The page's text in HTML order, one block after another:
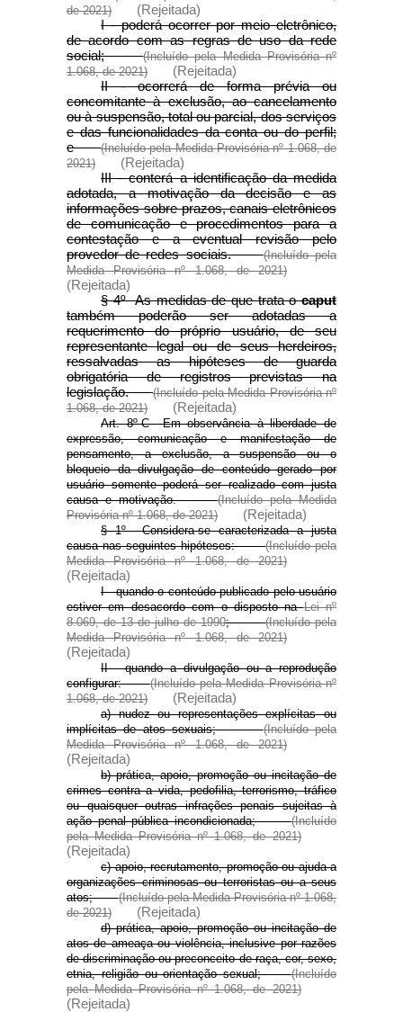
de 2021)
(Rejeitada)
I - poderá ocorrer por meio eletrônico,
de acordo com as regras de uso da rede
social;(Incluído pela Medida Provisória nº
1.068, de 2021)
(Rejeitada)
II - ocorrerá de forma prévia ou
concomitante à exclusão, ao cancelamento
ou à suspensão, total ou parcial, dos serviços
e das funcionalidades da conta ou do perfil;
e(Incluído pela Medida Provisória nº 1.068, de
2021)
(Rejeitada)
III - conterá a identificação da medida
adotada, a motivação da decisão e as
informações sobre prazos, canais eletrônicos
de comunicação e procedimentos para a
contestação e a eventual revisão pelo
provedor de redes sociais.(Incluído pela
Medida Provisória nº 1.068, de 2021)
(Rejeitada)
§ 4º As medidas de que trata ocaput
também poderão ser adotadas a
requerimento do próprio usuário, de seu
representante legal ou de seus herdeiros,
ressalvadas as hipóteses de guarda
obrigatória de registros previstas na
legislação.(Incluído pela Medida Provisória nº
1.068, de 2021)
(Rejeitada)
Art. 8º-C Em observância à liberdade de
expressão, comunicação e manifestação de
pensamento, a exclusão, a suspensão ou o
bloqueio da divulgação de conteúdo gerado por
usuário somente poderá ser realizado com justa
causa e motivação.(Incluído pela Medida
Provisória nº 1.068, de 2021)
(Rejeitada)
§ 1º Considera-se caracterizada a justa
causa nas seguintes hipóteses:(Incluído pela
Medida Provisória nº 1.068, de 2021)
(Rejeitada)
I - quando o conteúdo publicado pelo usuário
estiver em desacordo com o disposto naLei nº
8.069, de 13 de julho de 1990;(Incluído pela
Medida Provisória nº 1.068, de 2021)
(Rejeitada)
II - quando a divulgação ou a reprodução
configurar:(Incluído pela Medida Provisória nº
1.068, de 2021)
(Rejeitada)
a) nudez ou representações explícitas ou
implícitas de atos sexuais;(Incluído pela
Medida Provisória nº 1.068, de 2021)
(Rejeitada)
b) prática, apoio, promoção ou incitação de
crimes contra a vida, pedofilia, terrorismo, tráfico
ou quaisquer outras infrações penais sujeitas à
ação penal pública incondicionada;(Incluído
pela Medida Provisória nº 1.068, de 2021)
(Rejeitada)
c) apoio, recrutamento, promoção ou ajuda a
organizações criminosas ou terroristas ou a seus
atos;(Incluído pela Medida Provisória nº 1.068,
de 2021)
(Rejeitada)
d) prática, apoio, promoção ou incitação de
atos de ameaça ou violência, inclusive por razões
de discriminação ou preconceito de raça, cor, sexo,
etnia, religião ou orientação sexual;(Incluído
pela Medida Provisória nº 1.068, de 2021)
(Rejeitada)